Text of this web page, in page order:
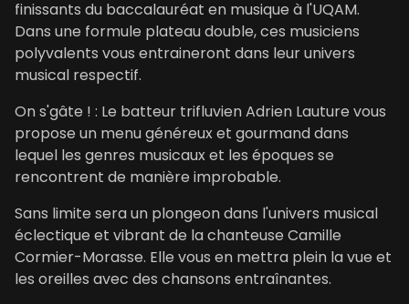
finissants du baccalauréat en musique à l'UQAM.
Dans une formule plateau double, ces musiciens
polyvalents vous entraineront dans leur univers
musical respectif.
On s'gâte ! : Le batteur trifluvien Adrien Lauture vous
propose un menu généreux et gourmand dans
lequel les genres musicaux et les époques se
rencontrent de manière improbable.
Sans limite sera un plongeon dans l'univers musical
éclectique et vibrant de la chanteuse Camille
Cormier-Morasse. Elle vous en mettra plein la vue et
les oreilles avec des chansons entraînantes.